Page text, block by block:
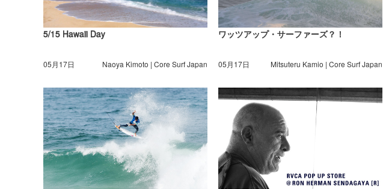
5/15 Hawaii Day
05月17日 Naoya Kimoto | Core Surf Japan
ワッツアップ・サーファーズ？！
05月17日 Mitsuteru Kamio | Core Surf Japan